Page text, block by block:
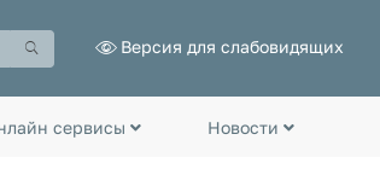
Версия для слабовидящих
сервисы Новости